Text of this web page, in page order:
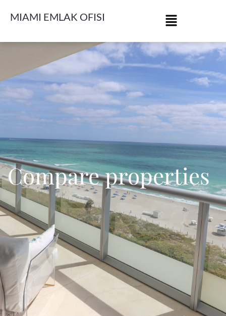
MIAMI EMLAK OFISI
Compare properties